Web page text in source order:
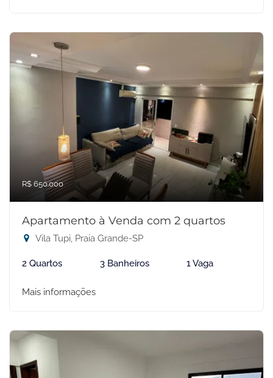
R$ 650.000
Apartamento à Venda com 2 quartos
Vila Tupi, Praia Grande-SP
2 Quartos 3 Banheiros 1 Vaga
Mais informações